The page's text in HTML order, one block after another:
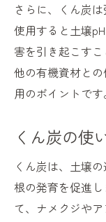
さらに、くん炭
使用すると土壌
害を引き起こす
他の有機資材と
用のポイントです
くん炭の使
くん炭は、土壌
根の発育を促進
て、ナメクジや